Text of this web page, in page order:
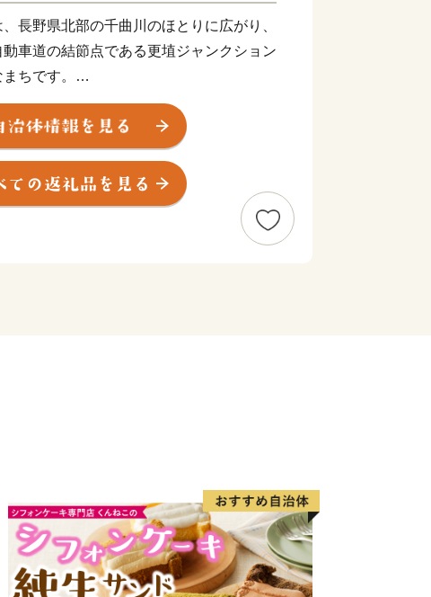
長野県北部の千曲川のほとりに広がり、
車道の結節点である更埴ジャンクション
ちです。
われる「日本一のあんずの里」や、重要
姨捨の棚田」、開湯120年を超える「戸
的建造物群保存地区に選定された「稲荷
に溢れ、観光地としても魅力あるまちで